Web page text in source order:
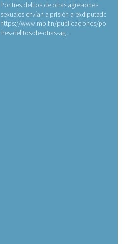
Por tres delitos de otras agresiones
sexuales envían a prisión a exdiputado
https://www.mp.hn/publicaciones/por-
tres-delitos-de-otras-ag...